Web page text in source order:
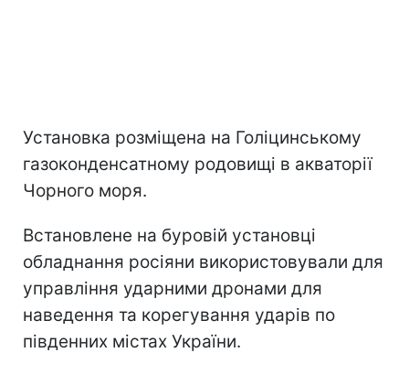
Установка розміщена на Голіцинському
газоконденсатному родовищі в акваторії
Чорного моря.
Встановлене на буровій установці
обладнання росіяни використовували для
управління ударними дронами для
наведення та корегування ударів по
південних містах України.